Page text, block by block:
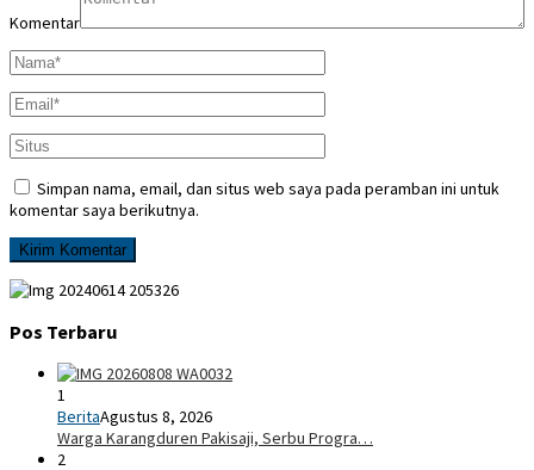
Komentar
Simpan nama, email, dan situs web saya pada peramban ini untuk
komentar saya berikutnya.
Pos Terbaru
1
BeritaAgustus 8, 2026
Warga Karangduren Pakisaji, Serbu Progra…
2